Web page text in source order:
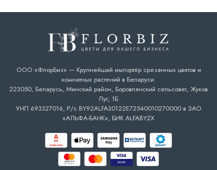
ООО «ФлорБиз» — Крупнейший импортёр срезанных цветов и
комнатных растений в Беларуси.
223050, Беларусь, Минский район, Боровлянский сельсовет, Жуков
Луг, 1Б
УНП 693327016, Р/с BY92ALFA30122E72540010270000 в ЗАО
«АЛЬФА-БАНК», БИК ALFABY2X